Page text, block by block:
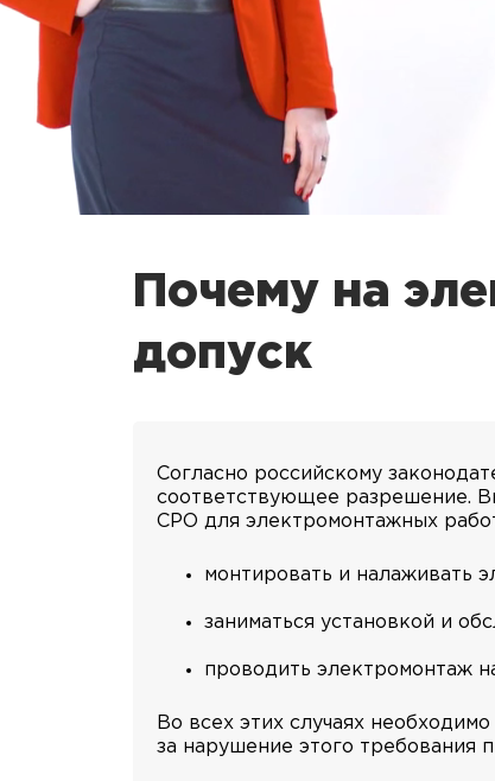
Почему на
допуск
Согласно российскому
соответствующее разрешение.
СРО для электромонтажных
монтировать и налаживать
заниматься установкой и
проводить электромонтаж
Во всех этих случаях
за нарушение этого требования